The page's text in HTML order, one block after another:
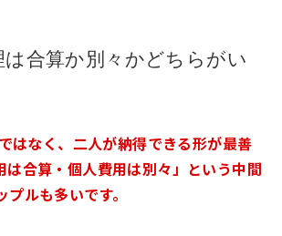
は合算か別々かどちらがい
はなく、二人が納得できる形が最善
は合算・個人費用は別々」という中間
ルも多いです。